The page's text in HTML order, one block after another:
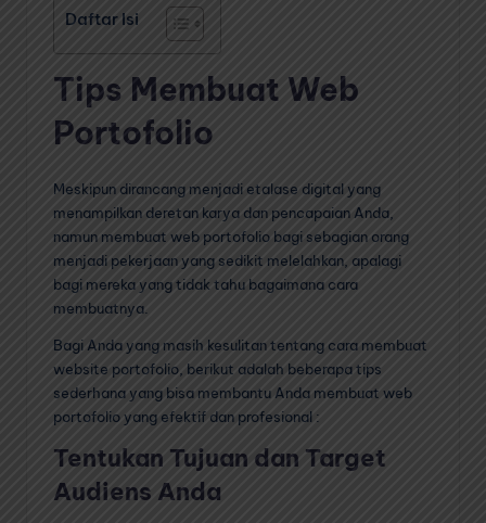
Daftar Isi
Tips Membuat Web
Portofolio
Meskipun dirancang menjadi etalase digital yang
menampilkan deretan karya dan pencapaian Anda,
namun membuat web portofolio bagi sebagian orang
menjadi pekerjaan yang sedikit melelahkan, apalagi
bagi mereka yang tidak tahu bagaimana cara
membuatnya.
Bagi Anda yang masih kesulitan tentang cara membuat
website portofolio, berikut adalah beberapa tips
sederhana yang bisa membantu Anda membuat web
portofolio yang efektif dan profesional :
Tentukan Tujuan dan Target
Audiens Anda